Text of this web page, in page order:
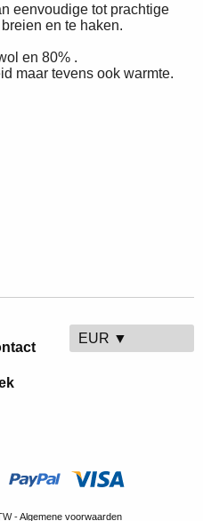
eenvoudige tot prachtige
en te haken.
en 80% .
maar tevens ook warmte.
EUR ▼
-Algemene voorwaarden